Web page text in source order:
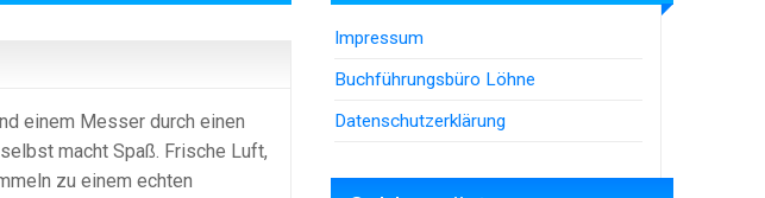
einem Messer durch einen
macht Spaß. Frische Luft,
zu einem echten
Impressum
Buchführungsbüro Löhne
Datenschutzerklärung